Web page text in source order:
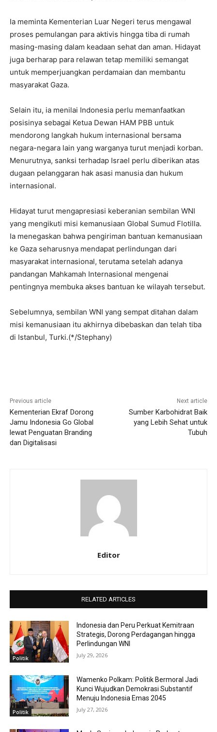
Ia meminta Kementerian Luar Negeri terus mengawal
proses pemulangan para aktivis hingga tiba di rumah
masing-masing dalam keadaan sehat dan aman. Hidayat
juga berharap para relawan tetap memiliki semangat
untuk memperjuangkan perdamaian dan membantu
masyarakat Gaza.
Selain itu, ia menilai Indonesia perlu memanfaatkan
posisinya sebagai Ketua Dewan HAM PBB untuk
mendorong langkah hukum internasional bersama
negara-negara lain yang warganya turut menjadi korban.
Menurutnya, sanksi terhadap Israel perlu diberikan atas
dugaan pelanggaran hak asasi manusia dan hukum
internasional.
Hidayat turut mengapresiasi keberanian sembilan WNI
yang mengikuti misi kemanusiaan Global Sumud Flotilla.
Ia menegaskan bahwa pengiriman bantuan kemanusiaan
ke Gaza seharusnya mendapat perlindungan dari
masyarakat internasional, terutama setelah adanya
pandangan Mahkamah Internasional mengenai
pentingnya membuka akses bantuan ke wilayah tersebut.
Sebelumnya, sembilan WNI yang sempat ditahan dalam
misi kemanusiaan itu akhirnya dibebaskan dan telah tiba
di Istanbul, Turki.(*/Stephany)
Previous article
Kementerian Ekraf Dorong
Jamu Indonesia Go Global
lewat Penguatan Branding
dan Digitalisasi
Next article
Sumber Karbohidrat Baik
yang Lebih Sehat untuk
Tubuh
Editor
RELATED ARTICLES
Politik
Indonesia dan Peru Perkuat Kemitraan
Strategis, Dorong Perdagangan hingga
Perlindungan WNI
July 29, 2026
Politik
Wamenko Polkam: Politik Bermoral Jadi
Kunci Wujudkan Demokrasi Substantif
Menuju Indonesia Emas 2045
July 27, 2026